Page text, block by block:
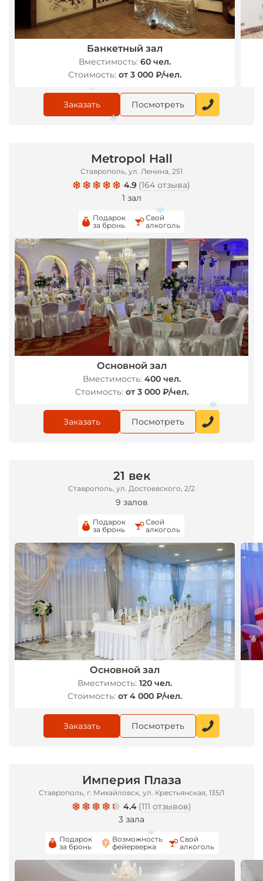
Банкетный зал
Вместимость: 60 чел.
Стоимость: от 3 000 ₽/чел.
Заказать Посмотреть
Metropol Hall
Ставрополь, ул. Ленина, 251
4.9 (164 отзыва)
1 зал
Подарок
за бронь
Свой
алкоголь
Основной зал
Вместимость: 400 чел.
Стоимость: от 3 000 ₽/чел.
Заказать Посмотреть
21 век
Ставрополь, ул. Достоевского, 2/2
9 залов
Подарок
за бронь
Свой
алкоголь
Основной зал
Вместимость: 120 чел.
Стоимость: от 4 000 ₽/чел.
Заказать Посмотреть
Империя Плаза
Ставрополь, г. Михайловск, ул. Крестьянская, 135/1
4.4 (111 отзывов)
3 зала
Подарок
за бронь
Возможность
фейерверка
Свой
алкоголь
*
*
*
*